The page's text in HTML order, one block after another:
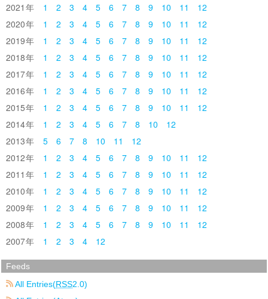
2021
1 2 3 4 5 6 7 8 9 10 11
12
2020
1 2 3 4 5 6 7 8 9 10 11
12
2019
1 2 3 4 5 6 7 8 9 10 11
12
2018
1 2 3 4 5 6 7 8 9 10 11
12
2017
1 2 3 4 5 6 7 8 9 10 11
12
2016
1 2 3 4 5 6 7 8 9 10 11
12
2015
1 2 3 4 5 6 7 8 9 10 11
12
2014
1 2 3 4 5 6 7 8 10
12
2013
5 6 7 8 10 11
12
2012
1 2 3 4 5 6 7 8 9 10 11
12
2011
1 2 3 4 5 6 7 8 9 10 11
12
2010
1 2 3 4 5 6 7 8 9 10 11
12
2009
1 2 3 4 5 6 7 8 9 10 11
12
2008
1 2 3 4 5 6 7 8 9 10 11
12
2007
1 2 3 4 12
Feeds
All Entries(RSS2.0)